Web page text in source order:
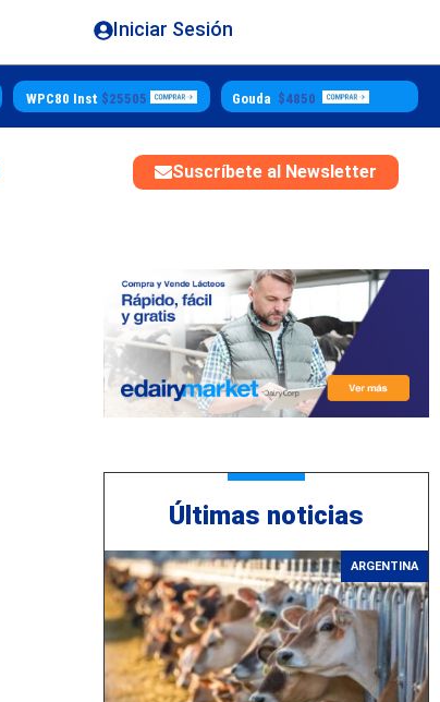
Iniciar Sesión
WPC80 Inst$25505 Gouda$4850
Suscríbete al Newsletter
Últimas noticias
ARGENTINA